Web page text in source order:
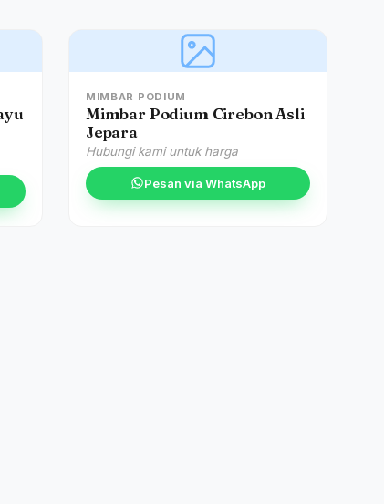
MIMBAR PODIUM
Mimbar Podium Cirebon Asli
Jepara
Hubungi kami untuk harga
Pesan via WhatsApp